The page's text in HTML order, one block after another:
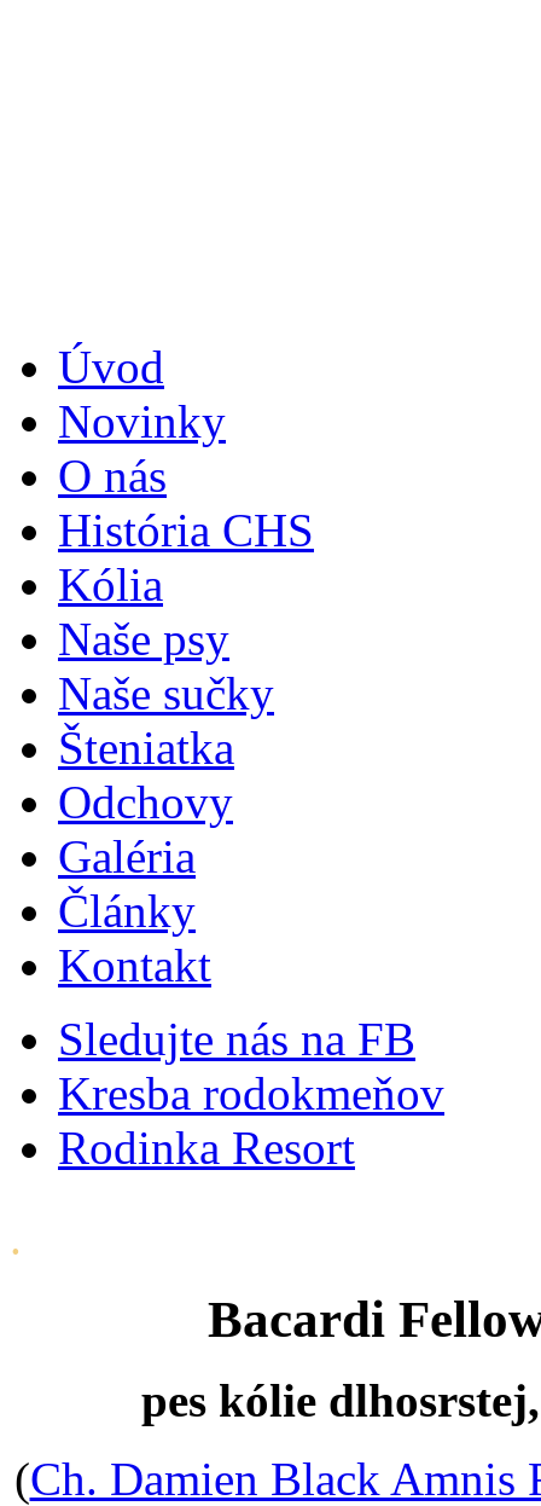
Úvod
Novinky
O nás
História CHS
Kólia
Naše psy
Naše sučky
Šteniatka
Odchovy
Galéria
Články
Kontakt
Sledujte nás na FB
Kresba rodokmeňov
Rodinka Resort
.
Bacardi
pes kólie
(Ch. Damien Black Amnis